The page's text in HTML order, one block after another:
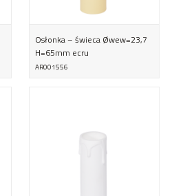
Osłonka – świeca Øwew=23,7
H=65mm ecru
AR001556